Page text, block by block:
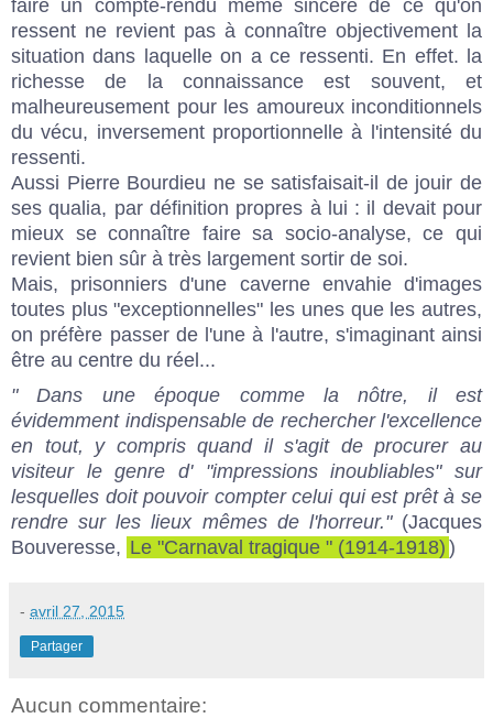
faire un compte-rendu même sincère de ce qu'on
ressent ne revient pas à connaître objectivement la
situation dans laquelle on a ce ressenti. En effet. la
richesse de la connaissance est souvent, et
malheureusement pour les amoureux inconditionnels
du vécu, inversement proportionnelle à l'intensité du
ressenti.
Aussi Pierre Bourdieu ne se satisfaisait-il de jouir de
ses qualia, par définition propres à lui : il devait pour
mieux se connaître faire sa socio-analyse, ce qui
revient bien sûr à très largement sortir de soi.
Mais, prisonniers d'une caverne envahie d'images
toutes plus "exceptionnelles" les unes que les autres,
on préfère passer de l'une à l'autre, s'imaginant ainsi
être au centre du réel...
" Dans une époque comme la nôtre, il est
évidemment indispensable de rechercher l'excellence
en tout, y compris quand il s'agit de procurer au
visiteur le genre d' "impressions inoubliables" sur
lesquelles doit pouvoir compter celui qui est prêt à se
rendre sur les lieux mêmes de l'horreur."(Jacques
Bouveresse, Le "Carnaval tragique " (1914-1918) )
- avril 27, 2015
Partager
Aucun commentaire: